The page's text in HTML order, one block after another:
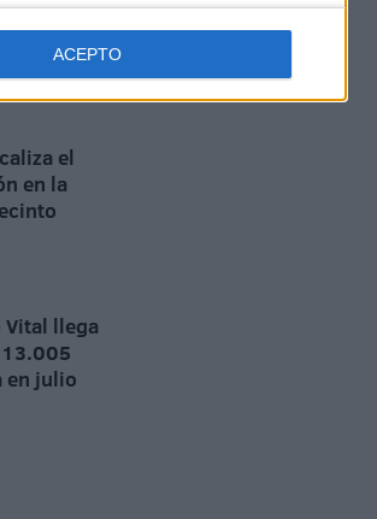
ACEPTO
agua en
el
en la
llega
en julio